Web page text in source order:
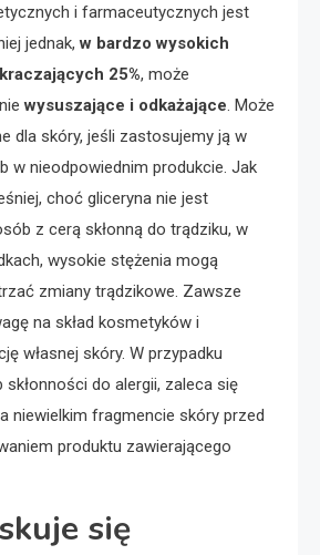
i farmaceutycznych jest
jednak,w bardzo wysokich
25%, może
wysuszające i odkażające. Może
dla skóry, jeśli zastosujemy ją w
w nieodpowiednim produkcie. Jak
choć gliceryna nie jest
z cerą skłonną do trądziku, w
wysokie stężenia mogą
zmiany trądzikowe. Zawsze
na skład kosmetyków i
własnej skóry. W przypadku
skłonności do alergii, zaleca się
niewielkim fragmencie skóry przed
produktu zawierającego
się